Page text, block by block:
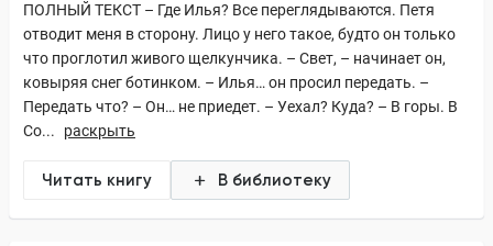
ПОЛНЫЙ ТЕКСТ – Где Илья? Все переглядываются. Петя
отводит меня в сторону. Лицо у него такое, будто он только
что проглотил живого щелкунчика. – Свет, – начинает он,
ковыряя снег ботинком. – Илья… он просил передать. –
Передать что? – Он… не приедет. – Уехал? Куда? – В горы. В
Со...
раскрыть
Читать книгу В библиотеку